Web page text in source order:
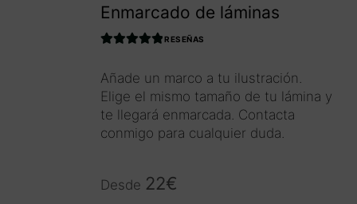
COMUNIDAD
EL ARTISTA
Enmarcado de láminas
4.990566037
735849
de 5
RESEÑAS
Añade un marco a tu ilustración.
Elige el mismo tamaño de tu lámina y
te llegará enmarcada. Contacta
conmigo para cualquier duda.
Desde 22€